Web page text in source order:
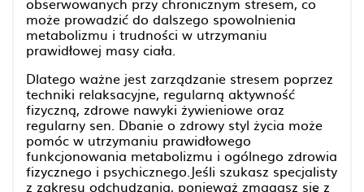
może prowadzić do dalszego spowolnienia
metabolizmu i trudności w utrzymaniu
prawidłowej masy ciała.
Dlatego ważne jest zarządzanie stresem poprzez
techniki relaksacyjne, regularną aktywność
fizyczną, zdrowe nawyki żywieniowe oraz
regularny sen. Dbanie o zdrowy styl życia może
pomóc w utrzymaniu prawidłowego
funkcjonowania metabolizmu i ogólnego zdrowia
fizycznego i psychicznego.Jeśli szukasz specjalisty
z zakresu odchudzania, ponieważ zmagasz się z